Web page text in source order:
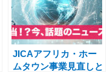
JICAアフリカ・ホー
ムタウン事業見直しと